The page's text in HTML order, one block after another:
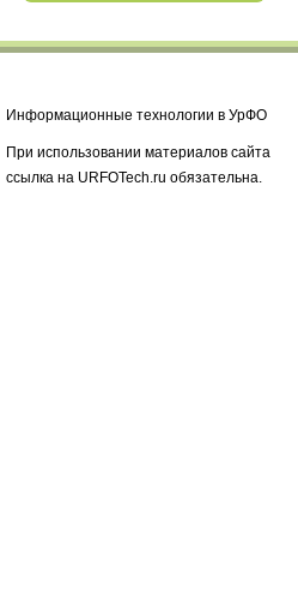
Информационные технологии в УрФО
При использовании материалов сайта
ссылка на URFOTech.ru обязательна.